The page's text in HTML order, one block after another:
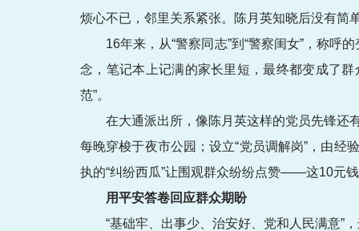
烦心不已，邻里关系紧张。陈月英知晓后没有简
16年来，从“警察同志”到“警察闺女”，称呼
念，笔记本上记满的家长里短，最终都变成了
范”。
在大通派出所，像陈月英这样的党员先锋还
每晚穿梭于夜市公园；设立“党员调解岗”，由
执的“纠纷西瓜”让围观群众纷纷点赞——这10元
用平安答卷回应群众期盼
“基础牢、出事少、治安好、党和人民满意”